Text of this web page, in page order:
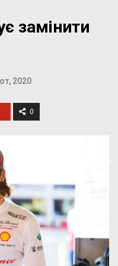
замінити
2020
0